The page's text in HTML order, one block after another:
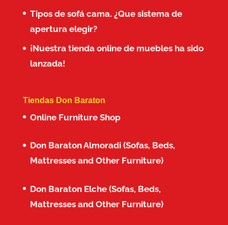
Tipos de sofá cama. ¿Que sistema de
apertura elegir?
¡Nuestra tienda online de muebles ha sido
lanzada!
Tiendas Don Baraton
Online Furniture Shop
Don Baraton Almoradi (Sofas, Beds,
Mattresses and Other Furniture)
Don Baraton Elche (Sofas, Beds,
Mattresses and Other Furniture)